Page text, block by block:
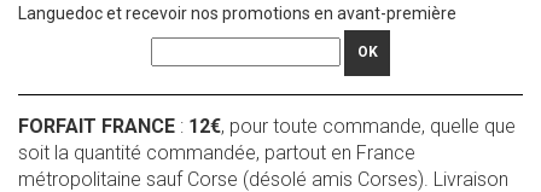
Languedoc et recevoir nos promotions en avant-première
OK
FORFAIT FRANCE : 12€, pour toute commande, quelle que
soit la quantité commandée, partout en France
métropolitaine sauf Corse (désolé amis Corses). Livraison